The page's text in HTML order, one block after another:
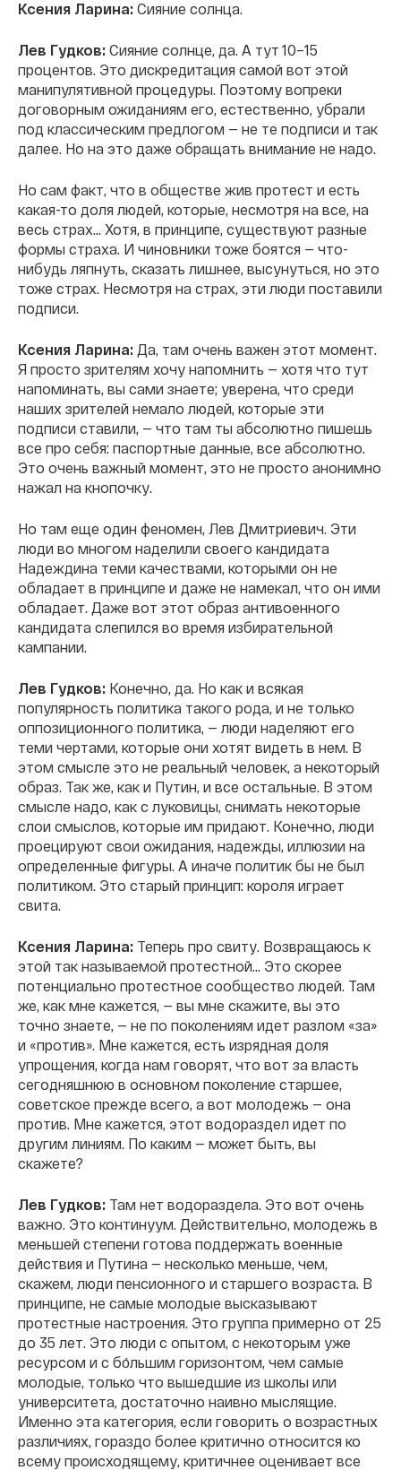
Ксения Ларина: Сияние солнца.
Лев Гудков: Сияние солнце, да. А тут 10–15
процентов. Это дискредитация самой вот этой
манипулятивной процедуры. Поэтому вопреки
договорным ожиданиям его, естественно, убрали
под классическим предлогом — не те подписи и так
далее. Но на это даже обращать внимание не надо.
Но сам факт, что в обществе жив протест и есть
какая-то доля людей, которые, несмотря на все, на
весь страх... Хотя, в принципе, существуют разные
формы страха. И чиновники тоже боятся — что-
нибудь ляпнуть, сказать лишнее, высунуться, но это
тоже страх. Несмотря на страх, эти люди поставили
подписи.
Ксения Ларина: Да, там очень важен этот момент.
Я просто зрителям хочу напомнить — хотя что тут
напоминать, вы сами знаете; уверена, что среди
наших зрителей немало людей, которые эти
подписи ставили, — что там ты абсолютно пишешь
все про себя: паспортные данные, все абсолютно.
Это очень важный момент, это не просто анонимно
нажал на кнопочку.
Но там еще один феномен, Лев Дмитриевич. Эти
люди во многом наделили своего кандидата
Надеждина теми качествами, которыми он не
обладает в принципе и даже не намекал, что он ими
обладает. Даже вот этот образ антивоенного
кандидата слепился во время избирательной
кампании.
Лев Гудков: Конечно, да. Но как и всякая
популярность политика такого рода, и не только
оппозиционного политика, — люди наделяют его
теми чертами, которые они хотят видеть в нем. В
этом смысле это не реальный человек, а некоторый
образ. Так же, как и Путин, и все остальные. В этом
смысле надо, как с луковицы, снимать некоторые
слои смыслов, которые им придают. Конечно, люди
проецируют свои ожидания, надежды, иллюзии на
определенные фигуры. А иначе политик бы не был
политиком. Это старый принцип: короля играет
свита.
Ксения Ларина: Теперь про свиту. Возвращаюсь к
этой так называемой протестной… Это скорее
потенциально протестное сообщество людей. Там
же, как мне кажется, — вы мне скажите, вы это
точно знаете, — не по поколениям идет разлом «за»
и «против». Мне кажется, есть изрядная доля
упрощения, когда нам говорят, что вот за власть
сегодняшнюю в основном поколение старшее,
советское прежде всего, а вот молодежь — она
против. Мне кажется, этот водораздел идет по
другим линиям. По каким — может быть, вы
скажете?
Лев Гудков: Там нет водораздела. Это вот очень
важно. Это континуум. Действительно, молодежь в
меньшей степени готова поддержать военные
действия и Путина — несколько меньше, чем,
скажем, люди пенсионного и старшего возраста. В
принципе, не самые молодые высказывают
протестные настроения. Это группа примерно от 25
до 35 лет. Это люди с опытом, с некоторым уже
ресурсом и с бо́льшим горизонтом, чем самые
молодые, только что вышедшие из школы или
университета, достаточно наивно мыслящие.
Именно эта категория, если говорить о возрастных
различиях, гораздо более критично относится ко
всему происходящему, критичнее оценивает все